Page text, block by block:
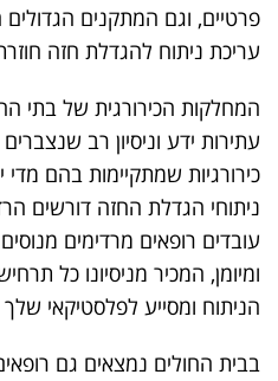
פרטיים, וגם המתקנים הגדולים
עריכת ניתוח להגדלת חזה
המחלקות הכירורגית של בתי
עתירות ידע וניסיון רב
כירורגיות שמתקיימות בהם מדי
ניתוחי הגדלת החזה דורשים
עובדים רופאים מרדימים
ומיומן, המכיר מניסיונו כל
הניתוח ומסייע לפלסטיקאי
בבית החולים נמצאים גם